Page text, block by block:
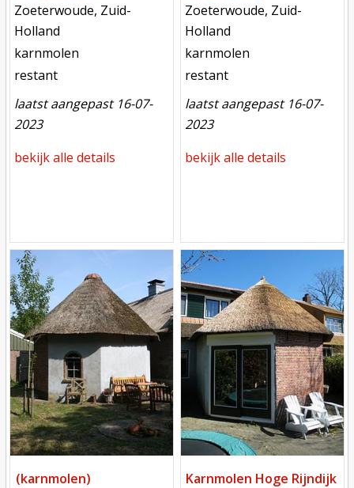
locatie
Zoeterwoude, Zuid-
Holland
functie
karnmolen
toestand
restant
laatst aangepast 16-07-
2023
bekijk alle details
locatie
Zoeterwoude, Zuid-
Holland
functie
karnmolen
toestand
restant
laatst aangepast 16-07-
2023
bekijk alle details
Mill
(karnmolen)
Mill
Karnmolen Hoge Rijndijk